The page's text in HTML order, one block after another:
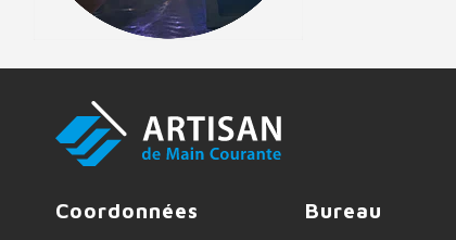
Coordonnées Bureau